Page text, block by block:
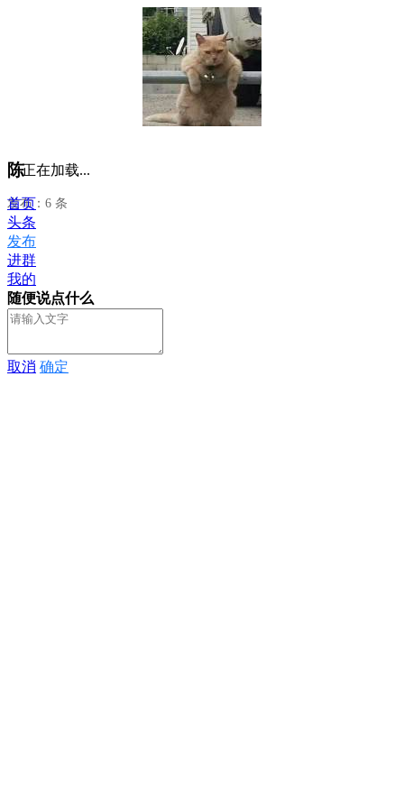
陈
发布：6 条
正在加载...
首页
头条
发布
进群
我的
随便说点什么
取消 确定